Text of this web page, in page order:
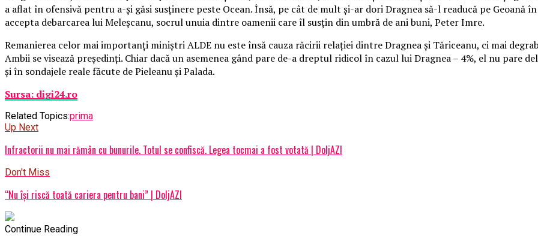
a aflat în ofensivă pentru a-şi găsi susţinere peste Ocean. Însă, pe cât de mult şi-ar dori Dragnea să-l readucă pe Geoană
accepta debarcarea lui Meleşcanu, socrul unuia dintre oamenii care îl susţin din umbră de ani buni, Peter Imre.
Remanierea celor mai importanţi miniştri ALDE nu este însă cauza răcirii relaţiei dintre Dragnea şi Tăriceanu, ci mai
Ambii se visează preşedinţi. Chiar dacă un asemenea gând pare de-a dreptul ridicol în cazul lui Dragnea – 4%, el nu pare
şi în sondajele reale făcute de Pieleanu şi Palada.
Sursa: digi24.ro
Related Topics:prima
Up Next
Infractorii nu mai rămân cu bunurile. Totul se confiscă. Legea tocmai a fost votată | DoljAZI
Don't Miss
“Nu își riscă toată cariera pentru bani” | DoljAZI
Continue Reading